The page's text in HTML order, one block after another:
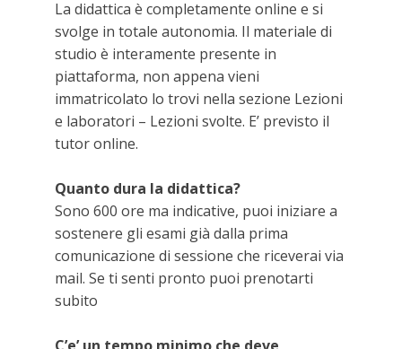
La didattica è completamente online e si
svolge in totale autonomia. Il materiale di
studio è interamente presente in
piattaforma, non appena vieni
immatricolato lo trovi nella sezione Lezioni
e laboratori – Lezioni svolte. E’ previsto il
tutor online.
Quanto dura la didattica?
Sono 600 ore ma indicative, puoi iniziare a
sostenere gli esami già dalla prima
comunicazione di sessione che riceverai via
mail. Se ti senti pronto puoi prenotarti
subito